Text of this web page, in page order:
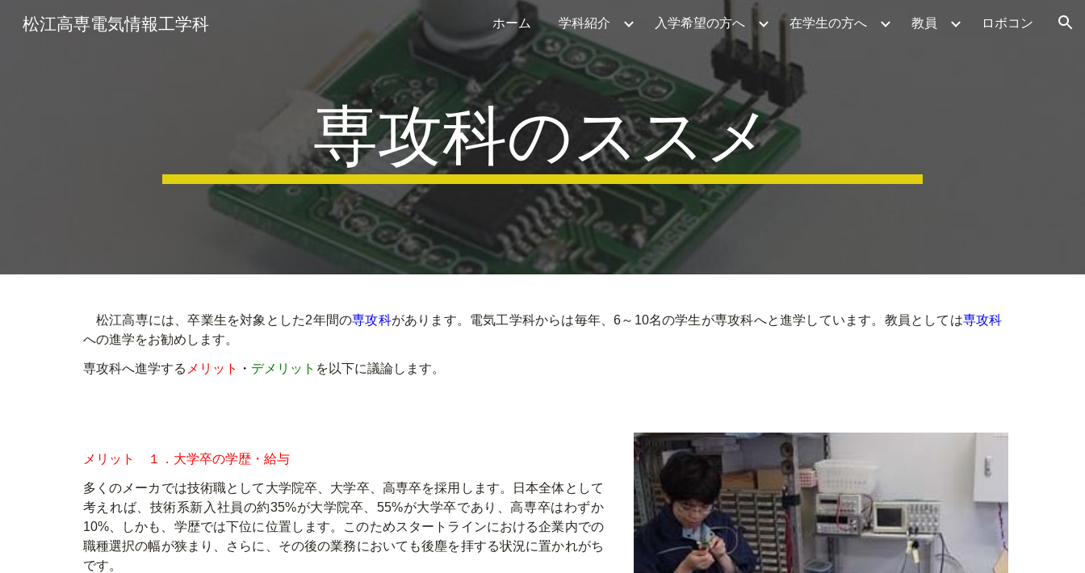
Skip to main content Skip to navigation
松江高専電気情報工学科 ホーム 学科紹介 入学希望の方へ 在学生の方へ 教員 ロボコン
専攻科のススメ
松江高専には、卒業生を対象とした2年間の専攻科があります。電気工学科からは毎年、6～10名の学生が専攻科へと進学しています。教員としては専攻科
への進学をお勧めします。
専攻科へ進学する メリット ・ デメリット を以下に議論します。
メリット １．大学卒の学歴・給与
多くのメーカでは技術職として大学院卒、大学卒、高専卒を採用します。日本全体として
考えれば、技術系新入社員の約35%が大学院卒、55%が大学卒であり、高専卒はわずか
10%、しかも、学歴では下位に位置します。このためスタートラインにおける企業内での
職種選択の幅が狭まり、さらに、その後の業務においても後塵を拝する状況に置かれがち
です。